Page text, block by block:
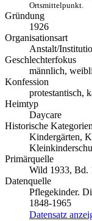
Ortsmittelpunkt.
Gründung
1926
Organisationsart
Anstalt/
Geschlechterfokus
männlich,
Konfession
protestantisch,
Heimtyp
Daycare
Historische
Kindergärten,
Primärquelle
Wild 1933, Bd.
Datenquelle
Pflegekinder.
1848-1965
Datensatz